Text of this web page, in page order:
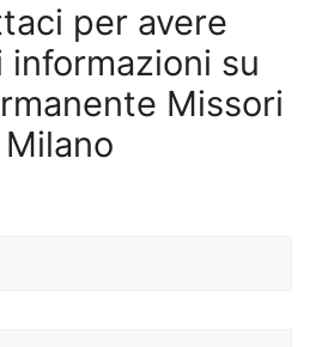
per avere
informazioni su
Missori
Milano